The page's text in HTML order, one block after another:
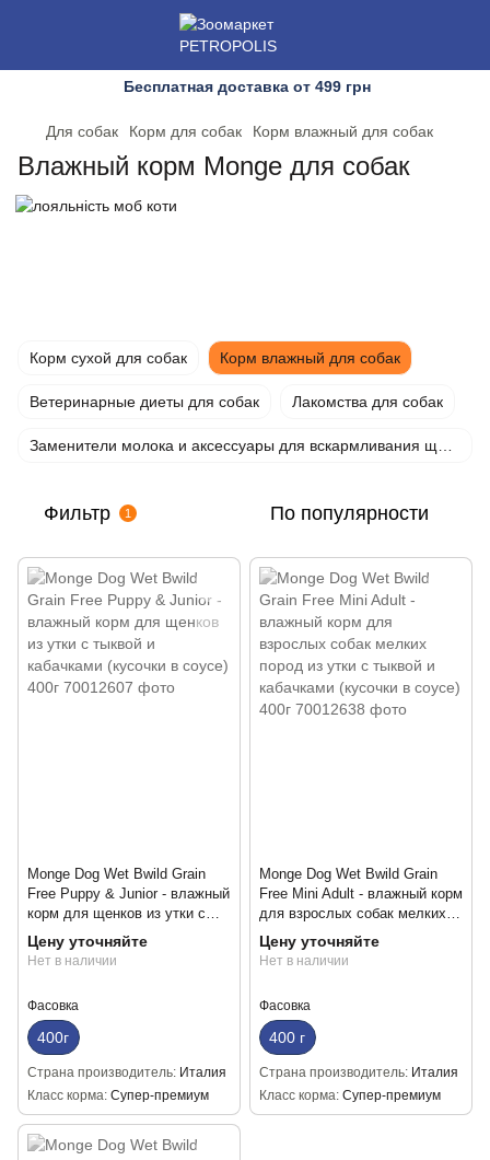
Бесплатная доставка от 499 грн
Для собак Корм для собак Корм влажный для собак
Влажный корм Monge для собак
Корм сухой для собак Корм влажный для собак
Ветеринарные диеты для собак Лакомства для собак
Заменители молока и аксессуары для вскармливания щенков
Фильтр 1 По популярности
Monge Dog Wet Bwild Grain
Free Puppy & Junior - влажный
корм для щенков из утки с
тыквой и кабачками (кусочки в
соусе) 400г
Цену уточняйте
Нет в наличии
Фасовка
400г
Страна производитель Италия
Класс корма Супер-премиум
Monge Dog Wet Bwild Grain
Free Mini Adult - влажный корм
для взрослых собак мелких
пород из утки с тыквой и
кабачками (кусочки в соусе)
Цену уточняйте
Нет в наличии
Фасовка
400 г
Страна производитель Италия
Класс корма Супер-премиум